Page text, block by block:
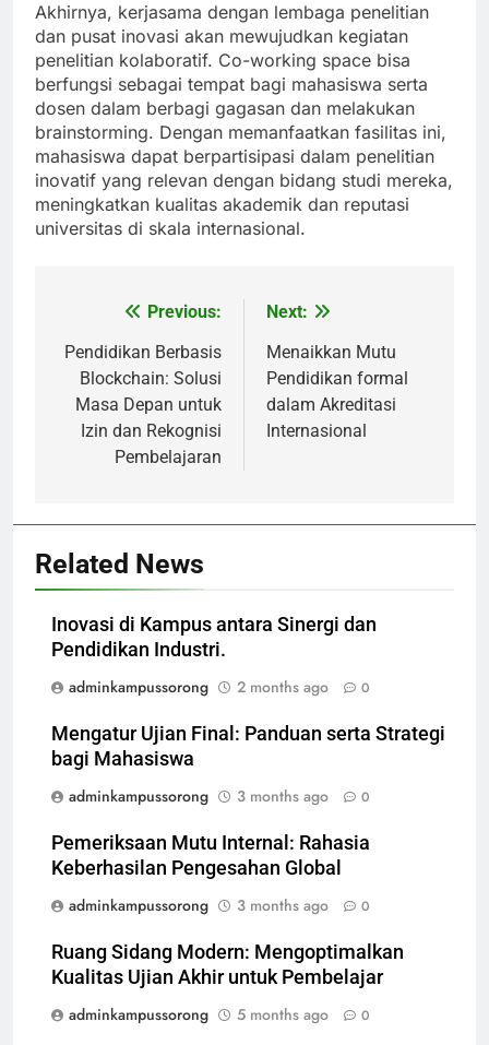
Akhirnya, kerjasama dengan lembaga penelitian
dan pusat inovasi akan mewujudkan kegiatan
penelitian kolaboratif. Co-working space bisa
berfungsi sebagai tempat bagi mahasiswa serta
dosen dalam berbagi gagasan dan melakukan
brainstorming. Dengan memanfaatkan fasilitas ini,
mahasiswa dapat berpartisipasi dalam penelitian
inovatif yang relevan dengan bidang studi mereka,
meningkatkan kualitas akademik dan reputasi
universitas di skala internasional.
navigation
Previous:
Pendidikan Berbasis
Blockchain: Solusi
Masa Depan untuk
Izin dan Rekognisi
Pembelajaran
Next:
Menaikkan Mutu
Pendidikan formal
dalam Akreditasi
Internasional
Related News
Inovasi di Kampus antara Sinergi dan
Pendidikan Industri.
adminkampussorong
2 months ago 0
Mengatur Ujian Final: Panduan serta Strategi
bagi Mahasiswa
adminkampussorong
3 months ago 0
Pemeriksaan Mutu Internal: Rahasia
Keberhasilan Pengesahan Global
adminkampussorong
3 months ago 0
Ruang Sidang Modern: Mengoptimalkan
Kualitas Ujian Akhir untuk Pembelajar
adminkampussorong
5 months ago 0